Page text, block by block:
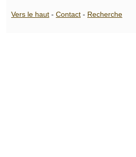
Vers le haut - Contact - Recherche